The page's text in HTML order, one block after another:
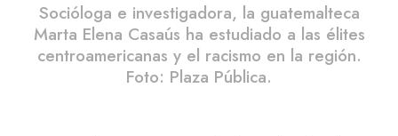
Socióloga e investigadora, la guatemalteca
Marta Elena Casaús ha estudiado a las élites
centroamericanas y el racismo en la región.
Foto: Plaza Pública.